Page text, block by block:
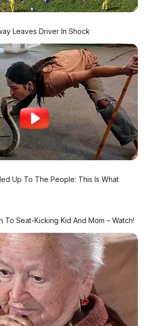
X bisa di-update secara
bisa bertambah canggih
software tanpa harus ke
Tesla memperbarui
Bar Linear
depan yang menyambung dari
Light Bar) adalah ciri
kini dibawa ke roda dua oleh
Baterai & Thermal
Leaves Driver In Shock
Up To The People: This Is What
To Seat-Kicking Kid And Mom – Watch!